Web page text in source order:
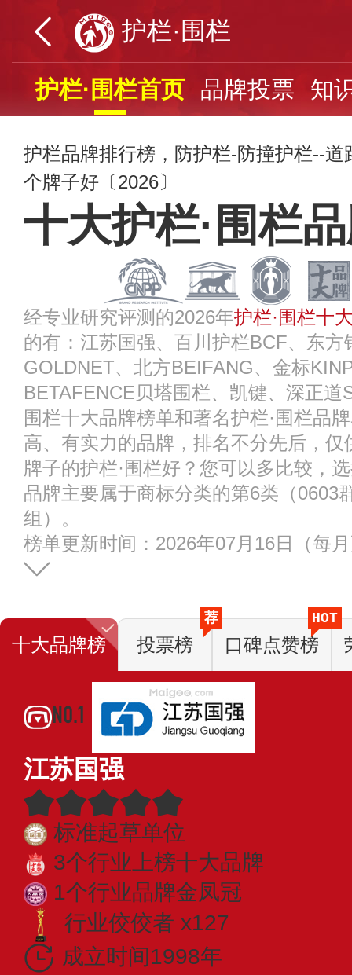
护栏·围栏
护栏·围栏首页 品牌投票 知
护栏品牌排行榜，防护栏-防撞护栏--
个牌子好〔2026〕
十大护栏·围栏
经专业研究评测的2026年护栏·围栏十
的有：江苏国强、百川护栏BCF、东方
GOLDNET、北方BEIFANG、金标
BETAFENCE贝塔围栏、凯键、深正道
围栏十大品牌榜单和著名护栏·围栏品
高、有实力的品牌，排名不分先后，
牌子的护栏·围栏好？您可以多比较，
品牌主要属于商标分类的第6类（0603
组）。
榜单更新时间：2026年07月16日（每
十大品牌榜 投票榜
荐
口碑点赞榜
HOT
NO.1
江苏国强
标准起草单位
3个行业上榜十大品牌
1个行业品牌金凤冠
行业佼佼者 x127
成立时间1998年